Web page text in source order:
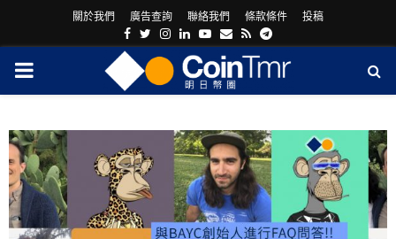
關於我們 廣告查詢 聯絡我們 條款條件 投稿
Facebook
Twitter
Instagram
LinkedinYoutube
Email
RssTelegram
PRIMARY